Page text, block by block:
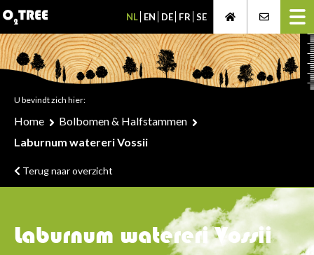
NL EN DE FR SE
U bevindt zich hier:
Home
Bolbomen & Halfstammen
Laburnum watereri Vossii
Terug naar overzicht
Laburnum watereri Vossii